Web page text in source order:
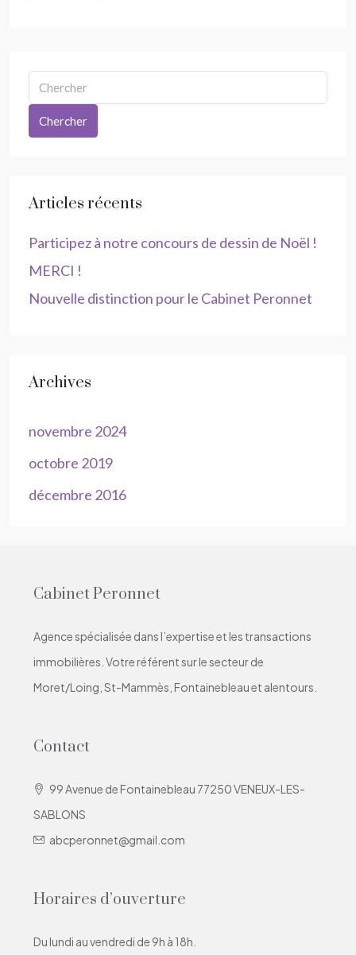
Chercher
Articles récents
Participez à notre concours de dessin de Noël !
MERCI !
Nouvelle distinction pour le Cabinet Peronnet
Archives
novembre 2024
octobre 2019
décembre 2016
Cabinet Peronnet
Agence spécialisée dans l’expertise et les transactions
immobilières. Votre référent sur le secteur de
Moret/Loing, St-Mammès, Fontainebleau et alentours.
Contact
99 Avenue de Fontainebleau 77250 VENEUX-LES-
SABLONS
abcperonnet@gmail.com
Horaires d’ouverture
Du lundi au vendredi de 9h à 18h.